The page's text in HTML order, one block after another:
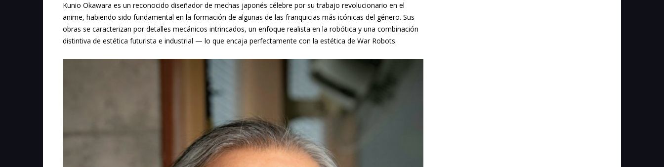
Kunio Okawara es un reconocido diseñador de mechas japonés célebre por su trabajo revolucionario en el
anime, habiendo sido fundamental en la formación de algunas de las franquicias más icónicas del género. Sus
obras se caracterizan por detalles mecánicos intrincados, un enfoque realista en la robótica y una combinación
distintiva de estética futurista e industrial — lo que encaja perfectamente con la estética de War Robots.